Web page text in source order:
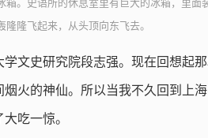
。史语所的休息室里有巨大的冰箱，里面
隆飞起来，从头顶向东飞去。
学文史研究院段志强。现在回想起
烟火的神仙。所以当我不久回到
吃一惊。